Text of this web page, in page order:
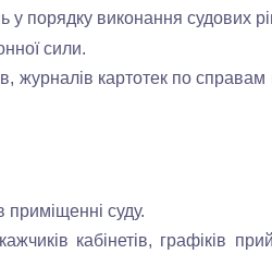
порядку виконання судових
сили.
журналів картотек по
суду.
кабінетів, графіків